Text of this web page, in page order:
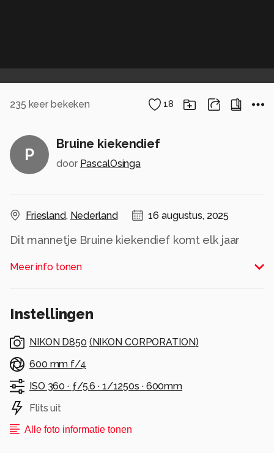
235 keer bekeken 18
P
Bruine kiekendief
door PascalOsinga
Friesland, Nederland 16 augustus, 2025
Dit mannetje Bruine kiekendief komt elk jaar
Hij valt op door een (voor een mannetje)
opvallend donkere iris.
Alle rechten voorbehouden
Meer info tonen
Instellingen
NIKON D850 (NIKON CORPORATION)
600 mm f/4
ISO 360 · ƒ/5.6 · 1/1250s · 600mm
Flits uit
Alle foto informatie tonen